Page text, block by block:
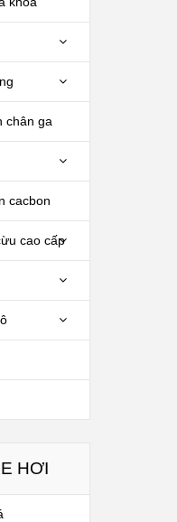
chân ga
cacbon
cao cấp
HƠI